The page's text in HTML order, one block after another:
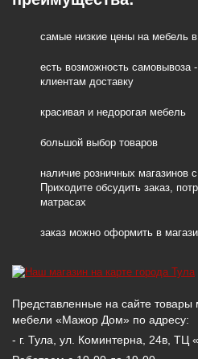
самые низкие цены на мебель
есть возможность
клиентам доставку
красивая и недорогая мебель
большой выбор товаров
наличие розничных магазинов
Приходите обсудить заказ,
матрасах
заказ можно оформить в
Представленные на сайте товары
мебели «Мажор Дом» по адресу:
- г. Тула, ул. Коминтерна, 24в, ТЦ